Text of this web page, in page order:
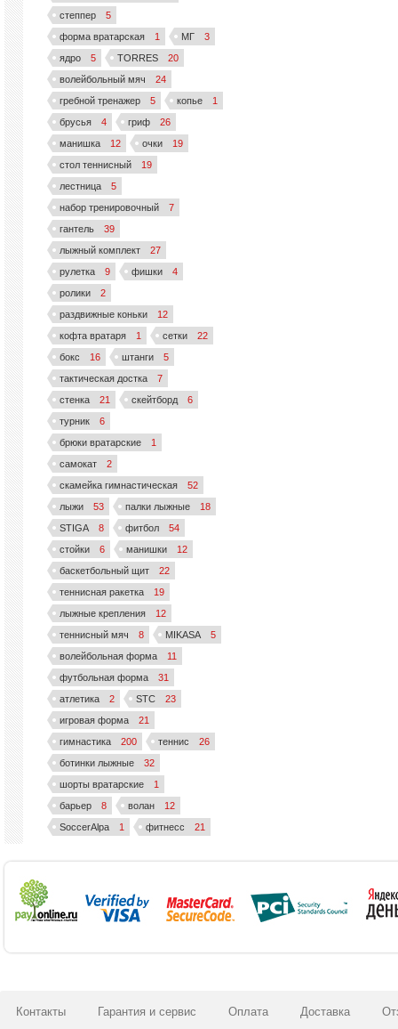
степпер
5
форма вратарская
1 МГ
3
ядро
5 TORRES
20
волейбольный мяч
24
гребной тренажер
5 копье
1
брусья
4 гриф
26
манишка
12 очки
19
стол теннисный
19
лестница
5
набор тренировочный
7
гантель
39
лыжный комплект
27
рулетка
9 фишки
4
ролики
2
раздвижные коньки
12
кофта вратаря
1 сетки
22
бокс
16 штанги
5
тактическая достка
7
стенка
21 скейтборд
6
турник
6
брюки вратарские
1
самокат
2
скамейка гимнастическая
52
лыжи
53 палки лыжные
18
STIGA
8 фитбол
54
стойки
6 манишки
12
баскетбольный щит
22
теннисная ракетка
19
лыжные крепления
12
теннисный мяч
8 MIKASA
5
волейбольная форма
11
футбольная форма
31
атлетика
2 STC
23
игровая форма
21
гимнастика
200 теннис
26
ботинки лыжные
32
шорты вратарские
1
барьер
8 волан
12
SoccerAlpa
1 фитнесс 21
Контакты Гарантия и сервис Оплата Доставка